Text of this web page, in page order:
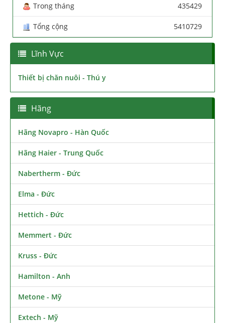
Trong tháng 435429
Tổng cộng 5410729
Lĩnh Vực
Thiết bị chăn nuôi - Thú y
Hãng
Hãng Novapro - Hàn Quốc
Hãng Haier - Trung Quốc
Nabertherm - Đức
Elma - Đức
Hettich - Đức
Memmert - Đức
Kruss - Đức
Hamilton - Anh
Metone - Mỹ
Extech - Mỹ